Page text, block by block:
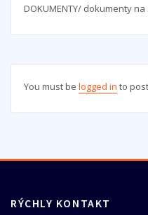
DOKUMENTY/ dokumenty
You must be logged in to
RÝCHLY KONTAKT